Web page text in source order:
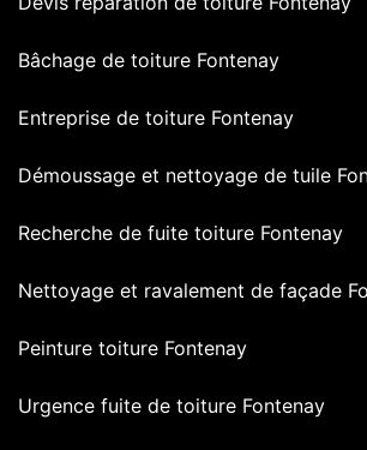
Bâchage de toiture Fontenay
Entreprise de toiture Fontenay
Démoussage et nettoyage de tuile
Recherche de fuite toiture Fontenay
Nettoyage et ravalement de façade
Peinture toiture Fontenay
Urgence fuite de toiture Fontenay